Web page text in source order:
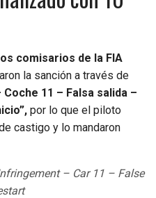
comisarios de la FIA
la sanción a través de
11 – Falsa salida –
por lo que el piloto
castigo y lo mandaron
– Car 11 – False